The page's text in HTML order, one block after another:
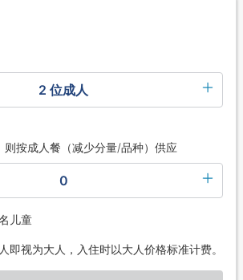
2 位成人
则按成人餐（减少分量/品种）供应
0
儿童
即视为大人，入住时以大人价格标准计费。